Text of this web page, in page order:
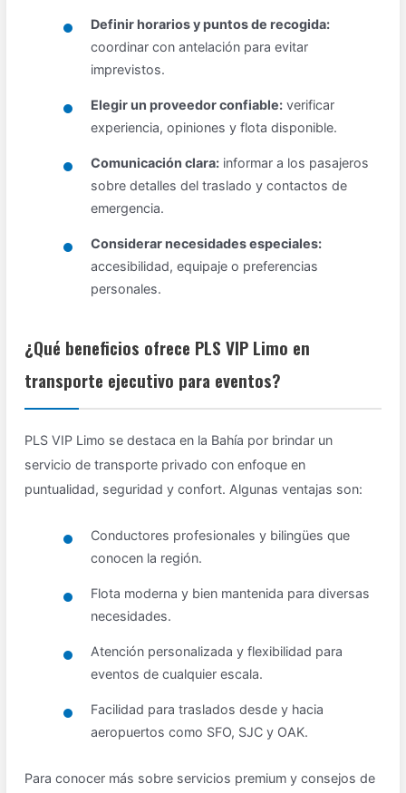
Definir horarios y puntos de recogida:
coordinar con antelación para evitar
imprevistos.
Elegir un proveedor confiable: verificar
experiencia, opiniones y flota disponible.
Comunicación clara: informar a los pasajeros
sobre detalles del traslado y contactos de
emergencia.
Considerar necesidades especiales:
accesibilidad, equipaje o preferencias
personales.
¿Qué beneficios ofrece PLS VIP Limo en
transporte ejecutivo para eventos?
PLS VIP Limo se destaca en la Bahía por brindar un
servicio de transporte privado con enfoque en
puntualidad, seguridad y confort. Algunas ventajas son:
Conductores profesionales y bilingües que
conocen la región.
Flota moderna y bien mantenida para diversas
necesidades.
Atención personalizada y flexibilidad para
eventos de cualquier escala.
Facilidad para traslados desde y hacia
aeropuertos como SFO, SJC y OAK.
Para conocer más sobre servicios premium y consejos de